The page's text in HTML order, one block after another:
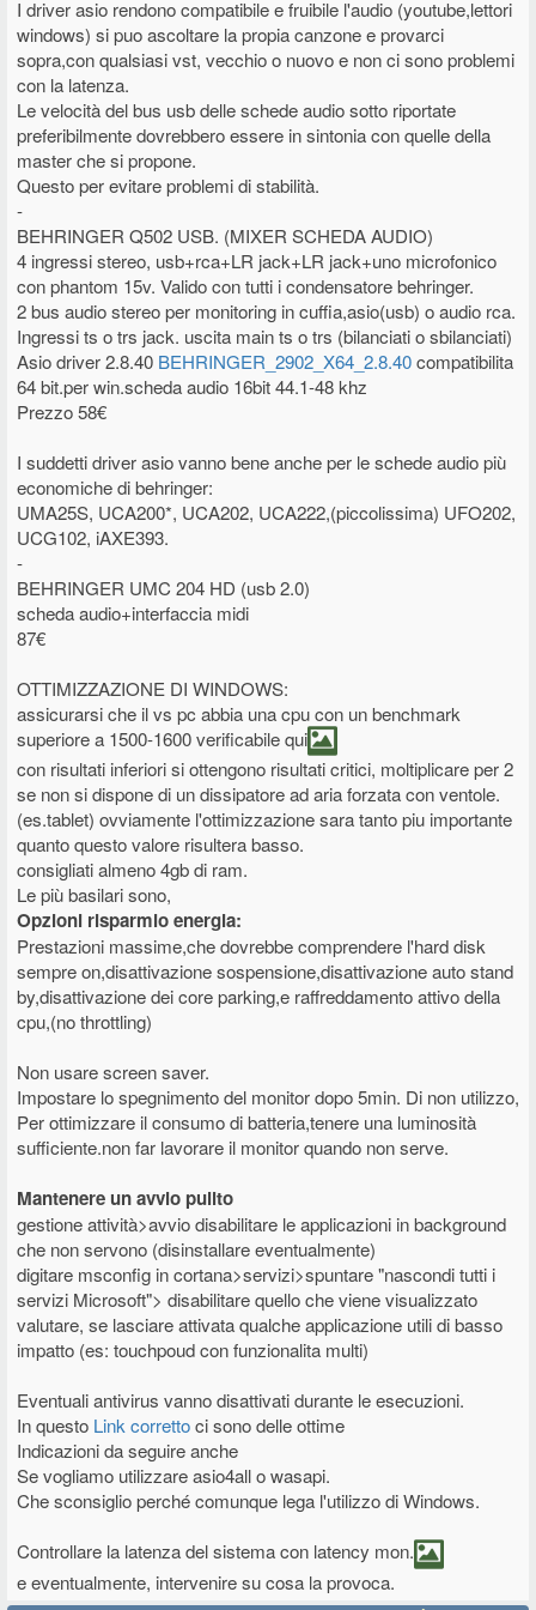
I driver asio rendono compatibile e fruibile l'audio (youtube,lettori
windows) si puo ascoltare la propia canzone e provarci
sopra,con qualsiasi vst, vecchio o nuovo e non ci sono problemi
con la latenza.
Le velocità del bus usb delle schede audio sotto riportate
preferibilmente dovrebbero essere in sintonia con quelle della
master che si propone.
Questo per evitare problemi di stabilità.
-
BEHRINGER Q502 USB. (MIXER SCHEDA AUDIO)
4 ingressi stereo, usb+rca+LR jack+LR jack+uno microfonico
con phantom 15v. Valido con tutti i condensatore behringer.
2 bus audio stereo per monitoring in cuffia,asio(usb) o audio rca.
Ingressi ts o trs jack. uscita main ts o trs (bilanciati o sbilanciati)
Asio driver 2.8.40 BEHRINGER_2902_X64_2.8.40compatibilita
64 bit.per win.scheda audio 16bit 44.1-48 khz
Prezzo 58€
I suddetti driver asio vanno bene anche per le schede audio più
economiche di behringer:
UMA25S, UCA200*, UCA202, UCA222,(piccolissima) UFO202,
UCG102, iAXE393.
-
BEHRINGER UMC 204 HD (usb 2.0)
scheda audio+interfaccia midi
87€
OTTIMIZZAZIONE DI WINDOWS:
assicurarsi che il vs pc abbia una cpu con un benchmark
superiore a 1500-1600 verificabile qui
con risultati inferiori si ottengono risultati critici, moltiplicare per 2
se non si dispone di un dissipatore ad aria forzata con ventole.
(es.tablet) ovviamente l'ottimizzazione sara tanto piu importante
quanto questo valore risultera basso.
consigliati almeno 4gb di ram.
Le più basilari sono,
Opzioni risparmio energia:
Prestazioni massime,che dovrebbe comprendere l'hard disk
sempre on,disattivazione sospensione,disattivazione auto stand
by,disattivazione dei core parking,e raffreddamento attivo della
cpu,(no throttling)
Non usare screen saver.
Impostare lo spegnimento del monitor dopo 5min. Di non utilizzo,
Per ottimizzare il consumo di batteria,tenere una luminosità
sufficiente.non far lavorare il monitor quando non serve.
Mantenere un avvio pulito
gestione attività>avvio disabilitare le applicazioni in background
che non servono (disinstallare eventualmente)
digitare msconfig in cortana>servizi>spuntare "nascondi tutti i
servizi Microsoft"> disabilitare quello che viene visualizzato
valutare, se lasciare attivata qualche applicazione utili di basso
impatto (es: touchpoud con funzionalita multi)
Eventuali antivirus vanno disattivati durante le esecuzioni.
In questo Link correttoci sono delle ottime
Indicazioni da seguire anche
Se vogliamo utilizzare asio4all o wasapi.
Che sconsiglio perché comunque lega l'utilizzo di Windows.
Controllare la latenza del sistema con latency mon.
e eventualmente, intervenire su cosa la provoca.